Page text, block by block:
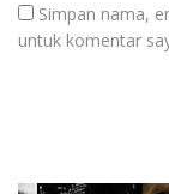
Simpan nama,
untuk komentar